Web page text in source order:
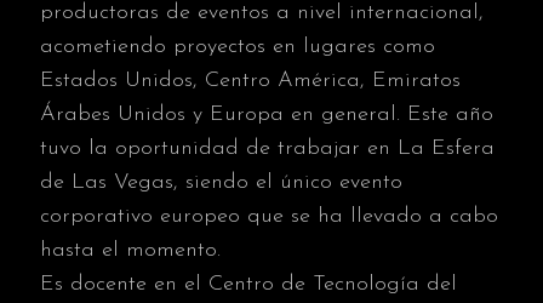
productoras de eventos a nivel internacional,
acometiendo proyectos en lugares como
Estados Unidos, Centro América, Emiratos
Árabes Unidos y Europa en general. Este año
tuvo la oportunidad de trabajar en La Esfera
de Las Vegas, siendo el único evento
corporativo europeo que se ha llevado a cabo
hasta el momento.
Es docente en el Centro de Tecnología del